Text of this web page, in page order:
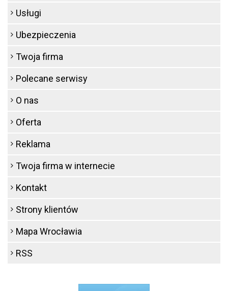
Usługi
Ubezpieczenia
Twoja firma
Polecane serwisy
O nas
Oferta
Reklama
Twoja firma w internecie
Kontakt
Strony klientów
Mapa Wrocławia
RSS